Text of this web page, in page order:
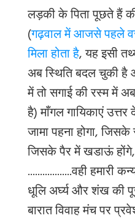
लड़की के पिता पूछते हैं
(गढ़वाल में आजसे पहले
मिला होता है, यह इसी
अब स्थिति बदल चुकी है
में तो सगाई की रस्म में
है) माँगल गायिकाएं
जामा पहना होगा,
जिसके पैर में खडाऊं
..................वही हमारी
धूलि अर्घ्य और शंख की
बारात विवाह मंच पर